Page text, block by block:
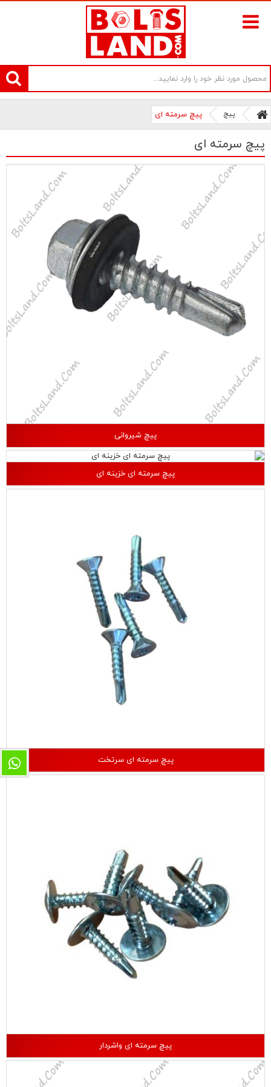
سامانه آنلاین فروش پیچ و مهره های صنعتی بولتز لند | سرزمین پیچ
پیچ پیچ سرمته ای
پیچ سرمته ای
پیچ شیروانی
پیچ سرمته ای خزینه ای
پیچ سرمته ای سرتخت
پیچ سرمته ای واشردار